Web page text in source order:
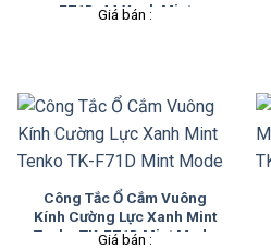
F71D-44 Xanh Mint
Giá bán :
Công Tắc Ổ Cắm Vuông
Kính Cường Lực Xanh Mint
Tenko TK-F71D Mint Mode
Giá bán :